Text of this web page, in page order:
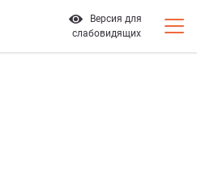
Версия для
слабовидящих